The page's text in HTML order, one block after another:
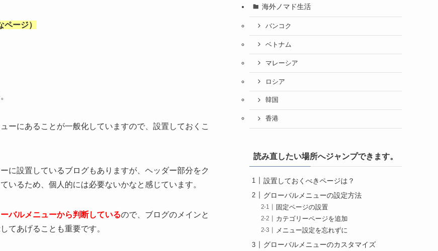
ージ）
ーにあることが一般化していますので、設置しておくこ
に設置しているブログもありますが、ヘッダー部分をク
いるため、個人的には必要ないかなと感じています。
バルメニューから判断しているので、ブログのメインと
てあげることも重要です。
海外ノマド生活
バンコク
ベトナム
マレーシア
ロシア
韓国
香港
読み直したい場所へジャンプできます。
設置しておくべきページは？
グローバルメニューの設定方法
固定ページの設置
カテゴリーページを追加
メニュー設定を忘れずに
グローバルメニューのカスタマイズ